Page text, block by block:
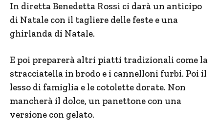
In diretta Benedetta Rossi ci darà un anticipo
di Natale con il tagliere delle feste e una
ghirlanda di Natale.
E poi preparerà altri piatti tradizionali come la
stracciatella in brodo e i cannelloni furbi. Poi il
lesso di famiglia e le cotolette dorate. Non
mancherà il dolce, un panettone con una
versione con gelato.